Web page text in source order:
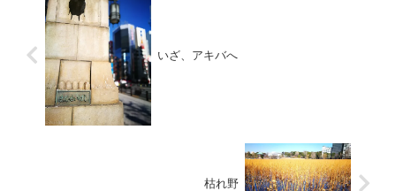
いざ、アキバへ
枯れ野